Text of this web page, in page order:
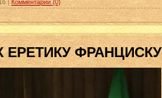
Комментарии (0)
ФРАНЦИСКУ